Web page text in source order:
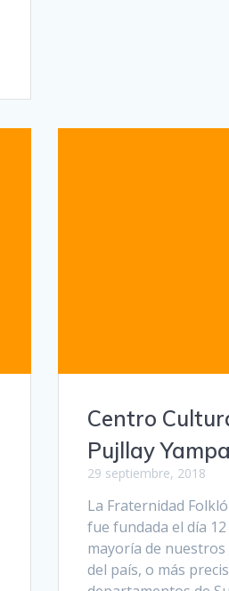
Centro
Pujllay
29 septiembre, 2018
La Fraternidad
fue fundada el día
mayoría de
del país, o más